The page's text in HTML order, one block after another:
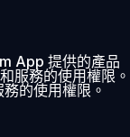
App 提供的產品
服務的使用權限。
的使用權限。